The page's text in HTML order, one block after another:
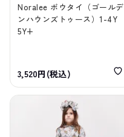
Noralee ボウタイ（ゴールデ
ンハウンズトゥース）1-4Y
5Y+
3,520円(税込)